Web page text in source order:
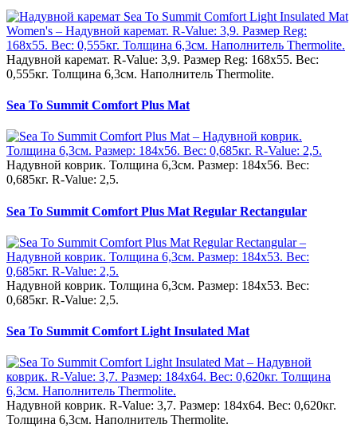
Надувной каремат. R-Value: 3,9. Размер Reg: 168x55. Вес:
0,555кг. Толщина 6,3см. Наполнитель Thermolite.
Sea To Summit Comfort Plus Mat
Надувной коврик. Толщина 6,3см. Размер: 184x56. Вес:
0,685кг. R-Value: 2,5.
Sea To Summit Comfort Plus Mat Regular Rectangular
Надувной коврик. Толщина 6,3см. Размер: 184x53. Вес:
0,685кг. R-Value: 2,5.
Sea To Summit Comfort Light Insulated Mat
Надувной коврик. R-Value: 3,7. Размер: 184x64. Вес: 0,620кг.
Толщина 6,3см. Наполнитель Thermolite.